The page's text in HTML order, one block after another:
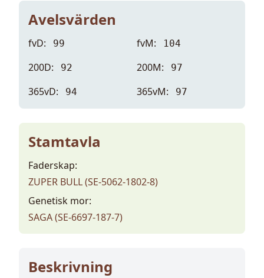
Avelsvärden
fvD: 99 fvM: 104
200D: 92 200M: 97
365vD: 94 365vM: 97
Stamtavla
Faderskap:
ZUPER BULL (SE-5062-1802-8)
Genetisk mor:
SAGA (SE-6697-187-7)
Beskrivning